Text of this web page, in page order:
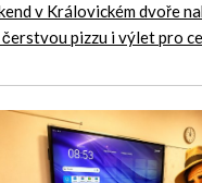
v Královickém dvoře
čerstvou pizzu i výlet pro